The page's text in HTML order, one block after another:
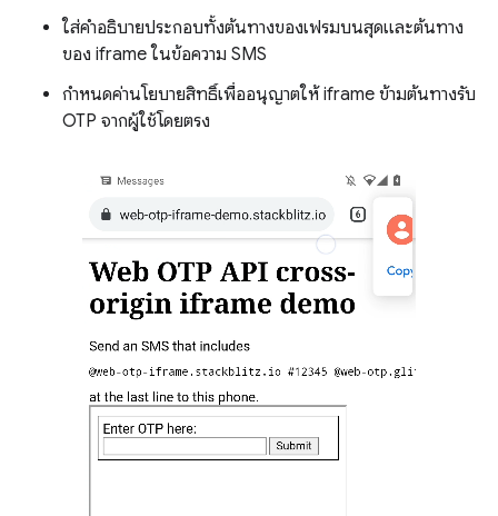
ใส่คำอธิบายประกอบทั้งต้นทางของเฟรมบนสุดและต้นทาง
ของ iframe ในข้อความ SMS
กำหนดค่านโยบายสิทธิ์เพื่ออนุญาตให้ iframe ข้ามต้นทางรับ
OTP จากผู้ใช้โดยตรง